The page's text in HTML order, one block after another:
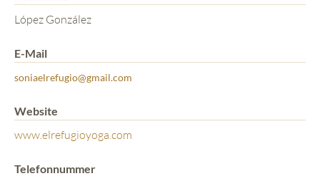
López González
E-Mail
soniaelrefugio@gmail.com
Website
www.elrefugioyoga.com
Telefonnummer